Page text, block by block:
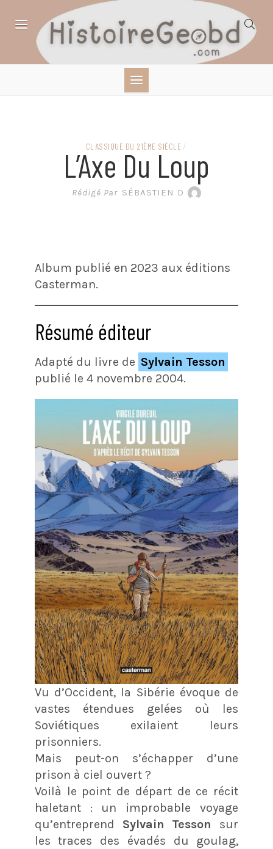
SCIENCES,
LITTÉRATURE EN
BANDE DESSINÉE
CLASSIQUE DU 21ÈME SIÈCLE /
L’Axe Du Loup
Rédigé Par SÉBASTIEN D
Album publié en 2023 aux éditions
Casterman.
Résumé éditeur
Adapté du livre de Sylvain Tesson
publié le 4 novembre 2004.
Vu d’Occident, la Sibérie évoque de
vastes étendues gelées où les
Soviétiques exilaient leurs
prisonniers.
Mais peut-on s’échapper d’une
prison à ciel ouvert ?
Voilà le point de départ de ce récit
haletant : un improbable voyage
qu’entreprend Sylvain Tesson sur
les traces des évadés du goulag,